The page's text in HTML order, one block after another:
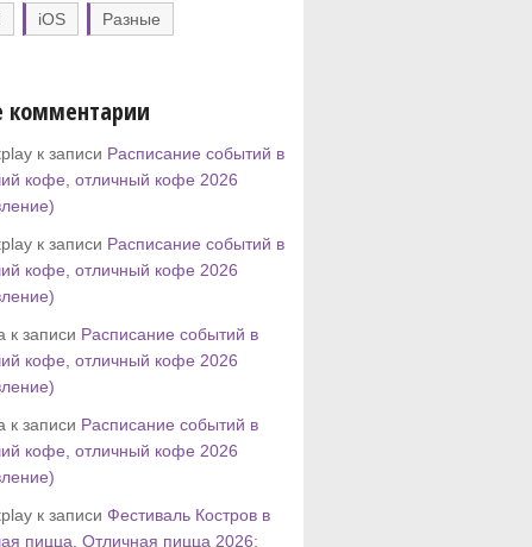
iOS Разные
комментарии
к записи Расписание событий в
кофе, отличный кофе 2026
к записи Расписание событий в
кофе, отличный кофе 2026
к записи Расписание событий в
кофе, отличный кофе 2026
к записи Расписание событий в
кофе, отличный кофе 2026
к записи Фестиваль Костров в
пицца, Отличная пицца 2026: